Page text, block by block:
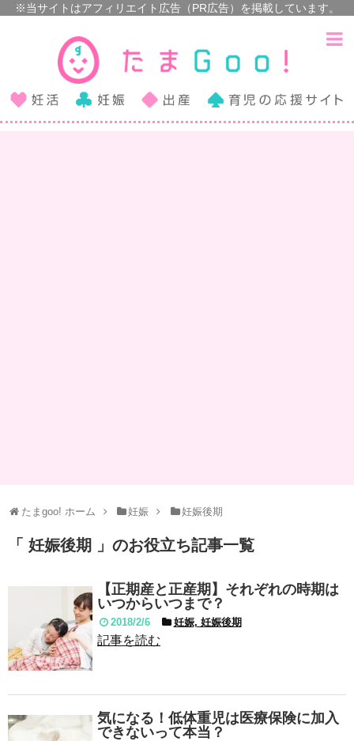
たまgoo! ホーム 妊娠 妊娠後期
「 妊娠後期 」のお役立ち記事一覧
【正期産と正産期】それぞれの時期は
いつからいつまで？
2018/2/6 妊娠, 妊娠後期
記事を読む
気になる！低体重児は医療保険に加入
できないって本当？